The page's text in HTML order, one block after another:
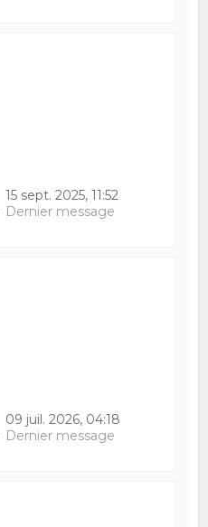
15 sept. 2025, 11:52
Dernier message
09 juil. 2026, 04:18
Dernier message